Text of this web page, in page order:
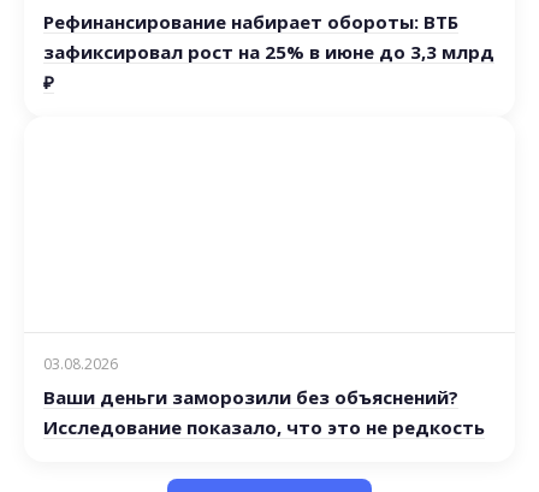
Рефинансирование набирает обороты: ВТБ
зафиксировал рост на 25% в июне до 3,3 млрд
₽
03.08.2026
Ваши деньги заморозили без объяснений?
Исследование показало, что это не редкость